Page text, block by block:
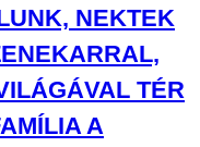
NEKTEK
TÉR
A